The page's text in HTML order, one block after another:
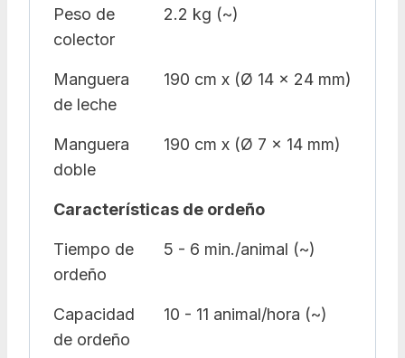
Peso de
colector
2.2 kg (~)
Manguera
de leche
190 cm x (Ø 14 x 24 mm)
Manguera
doble
190 cm x (Ø 7 x 14 mm)
Características de ordeño
Tiempo de
ordeño
5 - 6 min./animal (~)
Capacidad
de ordeño
10 - 11 animal/hora (~)